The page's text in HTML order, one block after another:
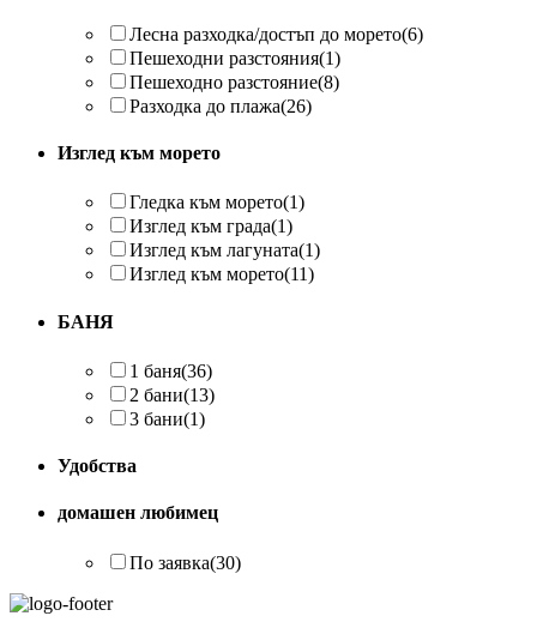
Лесна разходка/достъп до морето(6)
Пешеходни разстояния(1)
Пешеходно разстояние(8)
Разходка до плажа(26)
Изглед към морето
Гледка към морето(1)
Изглед към града(1)
Изглед към лагуната(1)
Изглед към морето(11)
БАНЯ
1 баня(36)
2 бани(13)
3 бани(1)
Удобства
домашен любимец
По заявка(30)